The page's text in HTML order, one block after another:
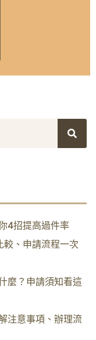
4招提高過件率
、申請流程一次
麼？申請須知看這
注意事項、辦理流